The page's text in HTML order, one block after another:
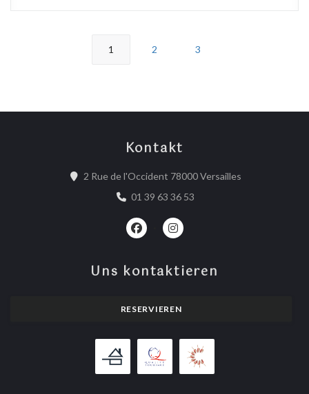
1 2 3
Kontakt
2 Rue de l'Occident 78000 Versailles
01 39 63 36 53
Facebook ((öffnet ein neues
Instagram ((öffnet ein neues
Uns kontaktieren
RESERVIEREN